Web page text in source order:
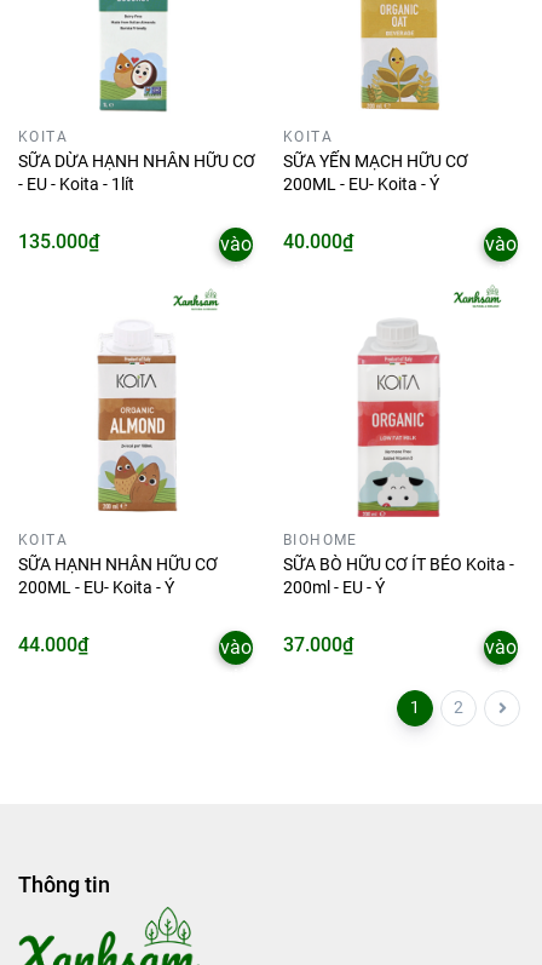
KOITA
SỮA DỪA HẠNH NHÂN HỮU CƠ
- EU - Koita - 1lít
135.000₫
vào
giỏ
KOITA
SỮA YẾN MẠCH HỮU CƠ
200ML - EU- Koita - Ý
40.000₫
vào
giỏ
KOITA
SỮA HẠNH NHÂN HỮU CƠ
200ML - EU- Koita - Ý
44.000₫
vào
giỏ
BIOHOME
SỮA BÒ HỮU CƠ ÍT BÉO Koita -
200ml - EU - Ý
37.000₫
vào
giỏ
1 2
Thông tin